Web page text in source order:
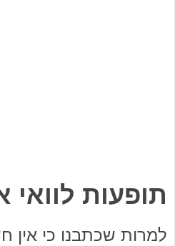
תופעות לוואי
למרות שכתבנו כי